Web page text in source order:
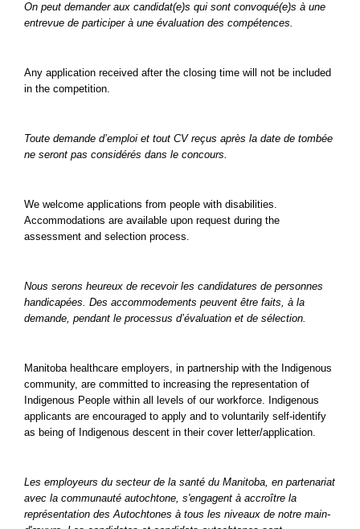
On peut demander aux candidat(e)s qui sont convoqué(e)s à une
entrevue de participer à une évaluation des compétences.
Any application received after the closing time will not be included
in the competition.
Toute demande d’emploi et tout CV reçus après la date de tombée
ne seront pas considérés dans le concours.
We welcome applications from people with disabilities.
Accommodations are available upon request during the
assessment and selection process.
Nous serons heureux de recevoir les candidatures de personnes
handicapées. Des accommodements peuvent être faits, à la
demande, pendant le processus d’évaluation et de sélection.
Manitoba healthcare employers, in partnership with the Indigenous
community, are committed to increasing the representation of
Indigenous People within all levels of our workforce. Indigenous
applicants are encouraged to apply and to voluntarily self-identify
as being of Indigenous descent in their cover letter/application.
Les employeurs du secteur de la santé du Manitoba, en partenariat
avec la communauté autochtone, s'engagent à accroître la
représentation des Autochtones à tous les niveaux de notre main-